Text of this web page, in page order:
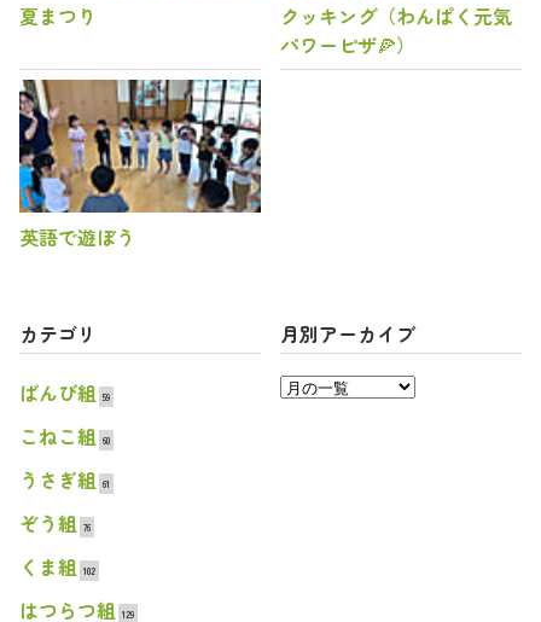
夏まつり
クッキング（わんぱく元気
パワーピザ🍕）
英語で遊ぼう
カテゴリ
ばんび組 59
こねこ組 60
うさぎ組 61
ぞう組 76
くま組 102
はつらつ組 129
月別アーカイブ